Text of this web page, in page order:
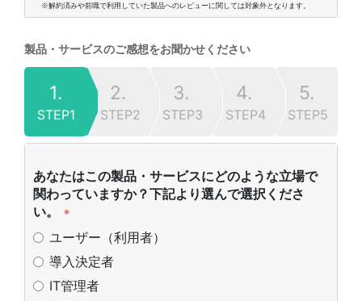
※解約済みや前職で利用していた製品へのレビューに関しては対象外となります。
製品・サービスのご感想をお聞かせください
1.
STEP1
2.
STEP2
3.
STEP3
4.
STEP4
5.
STEP5
あなたはこの製品・サービスにどのような立場で
関わっていますか？下記より選んで選択くださ
い。
*
ユーザー（利用者）
導入決定者
IT管理者